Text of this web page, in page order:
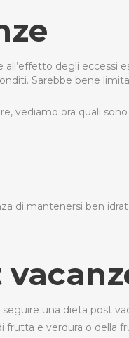
degli eccessi
Sarebbe bene
vediamo ora quali
di mantenersi ben
seguire una dieta post
frutta e verdura o della